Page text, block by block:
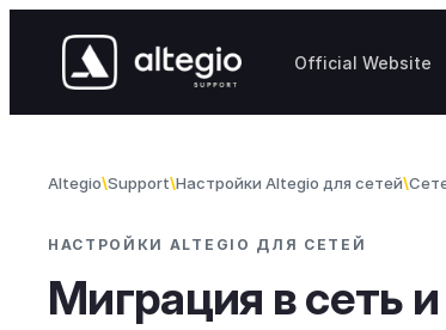
Official Website
Altegio Support Настройки Altegio для сетей
НАСТРОЙКИ ALTEGIO ДЛЯ СЕТЕЙ
Миграция в сеть